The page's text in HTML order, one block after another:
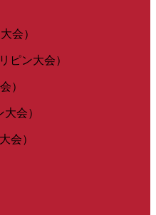
会）
ピン大会）
）
会）
会）